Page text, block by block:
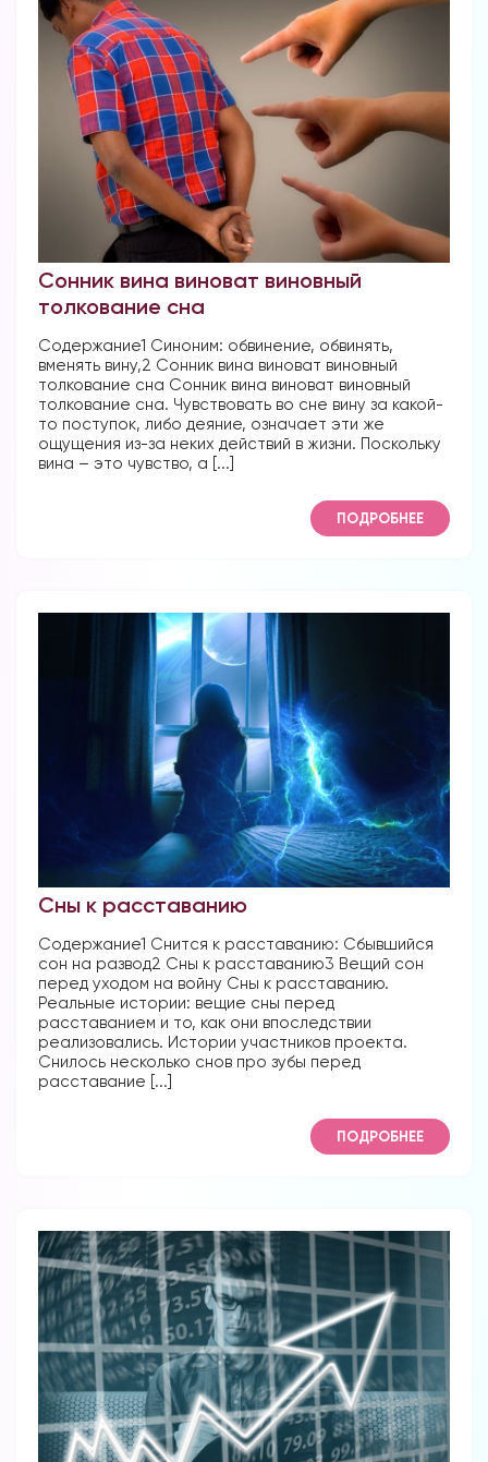
Сонник вина виноват виновный
толкование сна
Содержание1 Синоним: обвинение, обвинять,
вменять вину,2 Сонник вина виноват виновный
толкование сна Сонник вина виноват виновный
толкование сна. Чувствовать во сне вину за какой-
то поступок, либо деяние, означает эти же
ощущения из-за неких действий в жизни. Поскольку
вина – это чувство, а [...]
ПОДРОБНЕЕ
Сны к расставанию
Содержание1 Снится к расставанию: Сбывшийся
сон на развод2 Сны к расставанию3 Вещий сон
перед уходом на войну Сны к расставанию.
Реальные истории: вещие сны перед
расставанием и то, как они впоследствии
реализовались. Истории участников проекта.
Снилось несколько снов про зубы перед
расставание [...]
ПОДРОБНЕЕ